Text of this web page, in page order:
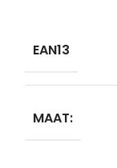
EAN13
MAAT: